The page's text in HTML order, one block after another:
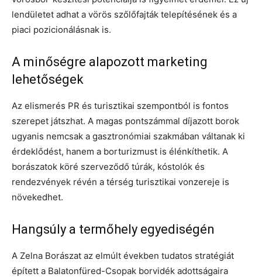
lendületet adhat a vörös szőlőfajták telepítésének és a
piaci pozicionálásnak is.
A minőségre alapozott marketing
lehetőségek
Az elismerés PR és turisztikai szempontból is fontos
szerepet játszhat. A magas pontszámmal díjazott borok
ugyanis nemcsak a gasztronómiai szakmában váltanak ki
érdeklődést, hanem a borturizmust is élénkíthetik. A
borászatok köré szerveződő túrák, kóstolók és
rendezvények révén a térség turisztikai vonzereje is
növekedhet.
Hangsúly a termőhely egyediségén
A Zelna Borászat az elmúlt években tudatos stratégiát
épített a Balatonfüred-Csopak borvidék adottságaira